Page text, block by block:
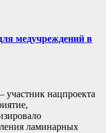
медучреждений в
нацпроекта
ламинарных